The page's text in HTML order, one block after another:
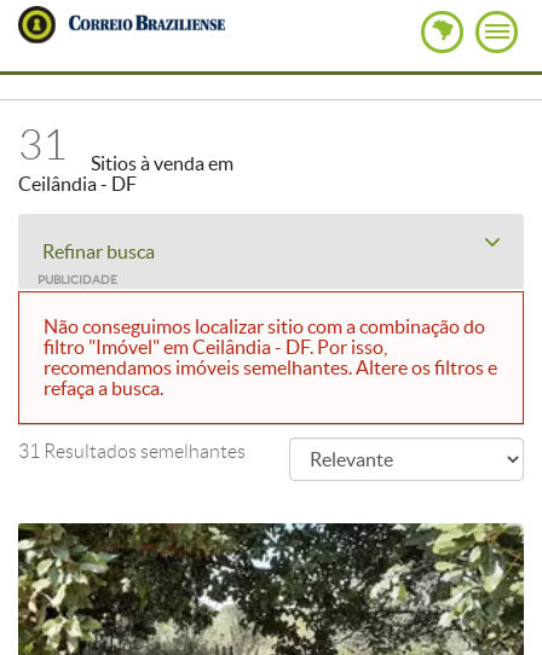
31
Sitios à venda em
Ceilândia - DF
Refinar busca
PUBLICIDADE
Não conseguimos localizar sitio com a combinação do
filtro "Imóvel" em Ceilândia - DF. Por isso,
recomendamos imóveis semelhantes. Altere os filtros e
refaça a busca.
31 Resultados semelhantes